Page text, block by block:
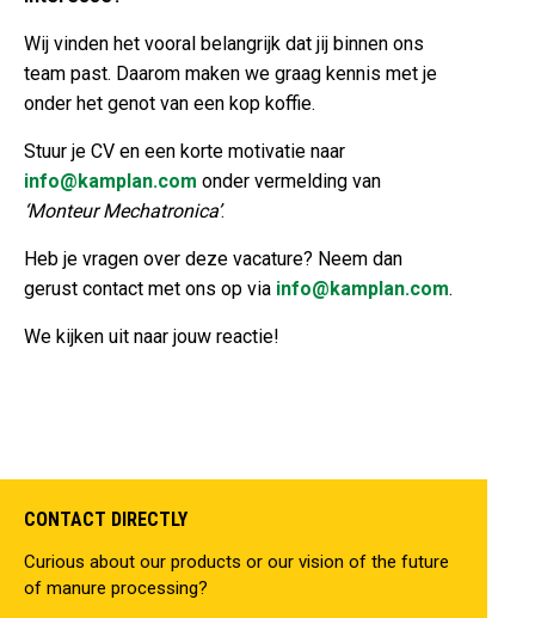
Wij vinden het vooral belangrijk dat jij binnen ons
team past. Daarom maken we graag kennis met je
onder het genot van een kop koffie.
Stuur je CV en een korte motivatie naar
info@kamplan.com onder vermelding van
‘Monteur Mechatronica’.
Heb je vragen over deze vacature? Neem dan
gerust contact met ons op via info@kamplan.com.
We kijken uit naar jouw reactie!
CONTACT DIRECTLY
Curious about our products or our vision of the future
of manure processing?